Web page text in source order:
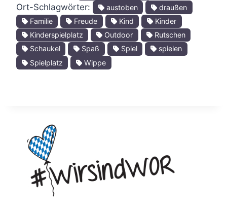
Ort-Schlagwörter: austoben
draußen
Familie
Freude Kind
Kinder
Kinderspielplatz
Outdoor
Rutschen
Schaukel
Spaß Spiel
spielen
Spielplatz
Wippe